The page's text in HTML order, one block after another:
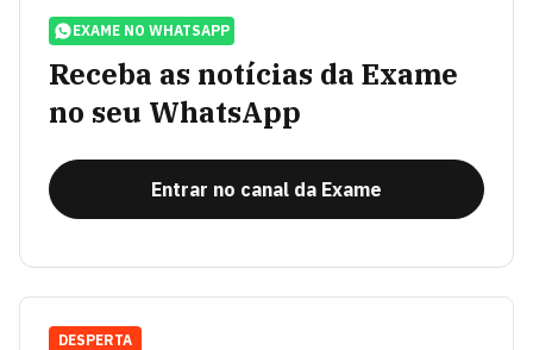
EXAME NO WHATSAPP
Receba as notícias da Exame
no seu WhatsApp
Entrar no canal da Exame
DESPERTA